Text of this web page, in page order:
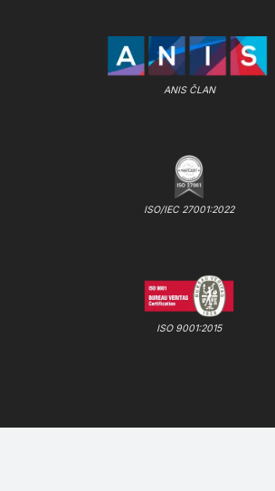
ANIS ČLAN
ISO/IEC 27001:2022
ISO 9001:2015